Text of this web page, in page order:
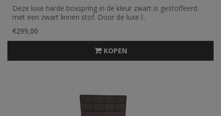
Deze luxe harde boxspring in de kleur zwart is gestoffeerd
met een zwart linnen stof. Door de luxe l..
€299,00
KOPEN